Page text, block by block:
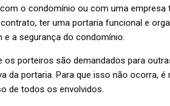
o condomínio ou com uma empresa
ter uma portaria funcional e
a segurança do condomínio.
porteiros são demandados para
da portaria. Para que isso não ocorra, é
de todos os envolvidos.